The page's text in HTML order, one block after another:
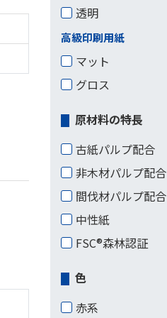
透明
高級印刷用紙
マット
グロス
原材料の特長
古紙パルプ配合
非木材パルプ配合
間伐材パルプ配合
中性紙
FSC®森林認証
色
赤系